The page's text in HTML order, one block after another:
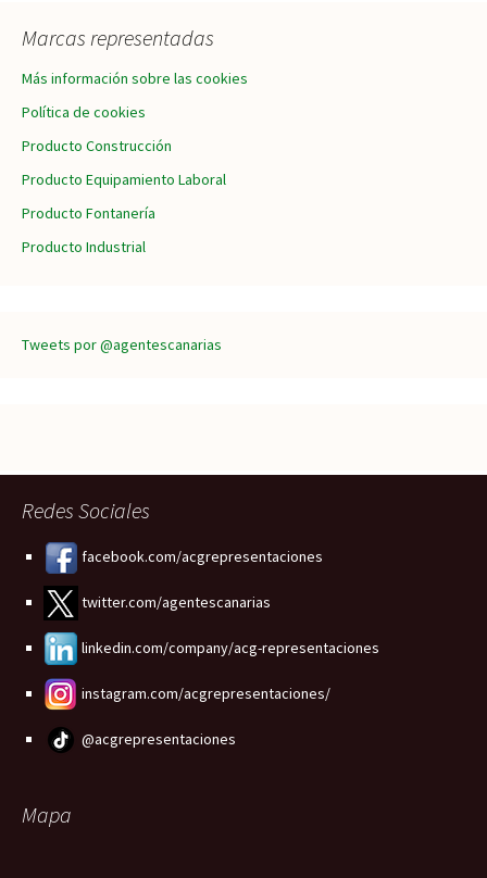
Marcas representadas
Más información sobre las cookies
Política de cookies
Producto Construcción
Producto Equipamiento Laboral
Producto Fontanería
Producto Industrial
Tweets por @agentescanarias
Redes Sociales
facebook.com/acgrepresentaciones
twitter.com/agentescanarias
linkedin.com/company/acg-representaciones
instagram.com/acgrepresentaciones/
@acgrepresentaciones
Mapa